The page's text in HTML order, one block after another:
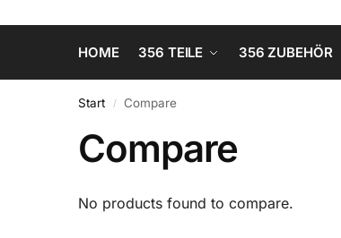
HOME 356 TEILE 356 ZUBEHÖR
Start / Compare
Compare
No products found to compare.